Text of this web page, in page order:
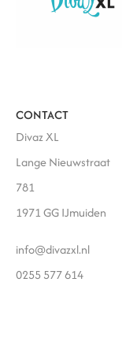
CONTACT
Divaz XL
Lange Nieuwstraat
781
1971 GG IJmuiden
info@divazxl.nl
0255 577 614